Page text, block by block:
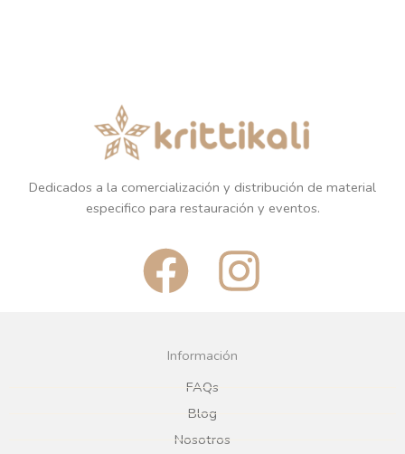
Dedicados a la comercialización y distribución de material
especifico para restauración y eventos.
F
a
c
e
I
n
Información
FAQs
Blog
Nosotros